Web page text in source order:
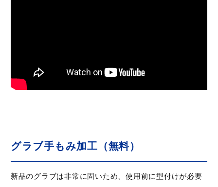
グラブ手もみ加工（無料）
新品のグラブは非常に固いため、使用前に型付けが必要